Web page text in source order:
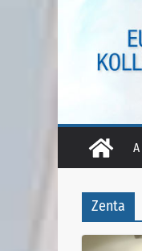
Zenta